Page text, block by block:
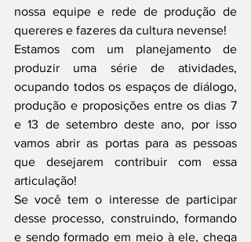
nossa equipe e rede de produção de
quereres e fazeres da cultura nevense!
Estamos com um planejamento de
produzir uma série de atividades,
ocupando todos os espaços de diálogo,
produção e proposições entre os dias 7
e 13 de setembro deste ano, por isso
vamos abrir as portas para as pessoas
que desejarem contribuir com essa
articulação!
Se você tem o interesse de participar
desse processo, construindo, formando
e sendo formado em meio à ele, chega